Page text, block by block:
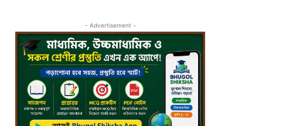
- Advertisement -